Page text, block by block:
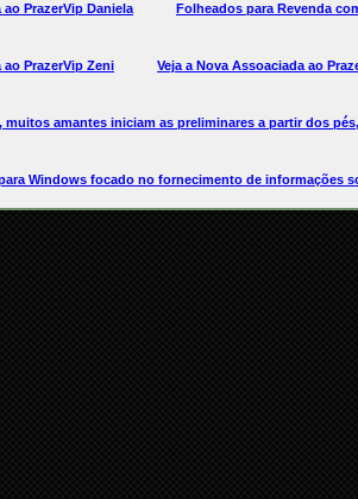
ao PrazerVip Daniela Folheados para Revenda
ao PrazerVip Zeni Veja a Nova Assoaciada ao
muitos amantes iniciam as preliminares a partir dos
Windows focado no fornecimento de informações